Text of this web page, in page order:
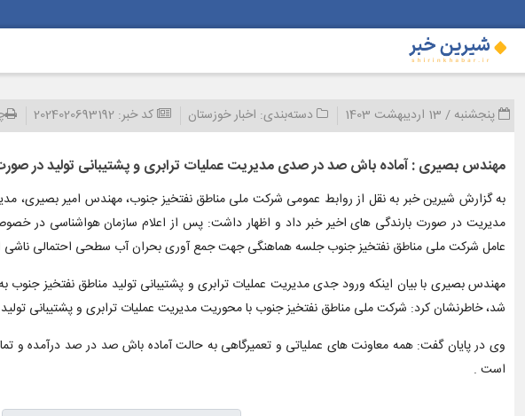
پنجشنبه / 13 اردیبهشت 1403 دسته‌بندی: اخبار خوزستان کد خبر: 2024020693192
مهندس بصیری : آماده باش صد در صدی مدیریت عملیات ترابری و پشتیبانی تولید در
به گزارش شیرین خبر به نقل از روابط عمومی شرکت ملی مناطق نفتخیز جنوب، مهندس امیر بصیری،
مدیریت در صورت بارندگی های اخیر خبر داد و اظهار داشت: پس از اعلام سازمان هواشناسی در
عامل شرکت ملی مناطق نفتخیز جنوب جلسه هماهنگی جهت جمع آوری بحران آب سطحی احتمالی ناشی
مهندس بصیری با بیان اینکه ورود جدی مدیریت عملیات ترابری و پشتیبانی تولید مناطق نفتخیز جنوب
شد، خاطرنشان کرد: شرکت ملی مناطق نفتخیز جنوب با محوریت مدیریت عملیات ترابری و پشتیبانی
وی در پایان گفت: همه معاونت های عملیاتی و تعمیرگاهی به حالت آماده باش صد در صد درآمده و
است .